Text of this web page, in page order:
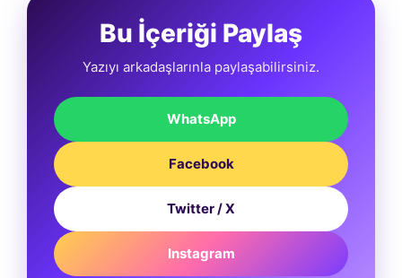
Bu İçeriği Paylaş
Yazıyı arkadaşlarınla paylaşabilirsiniz.
WhatsApp
Facebook
Twitter / X
Instagram